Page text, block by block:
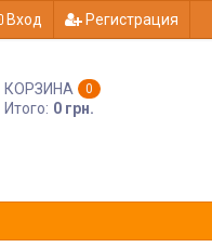
Вход Регистрация
КОРЗИНА 0
Итого: 0 грн.